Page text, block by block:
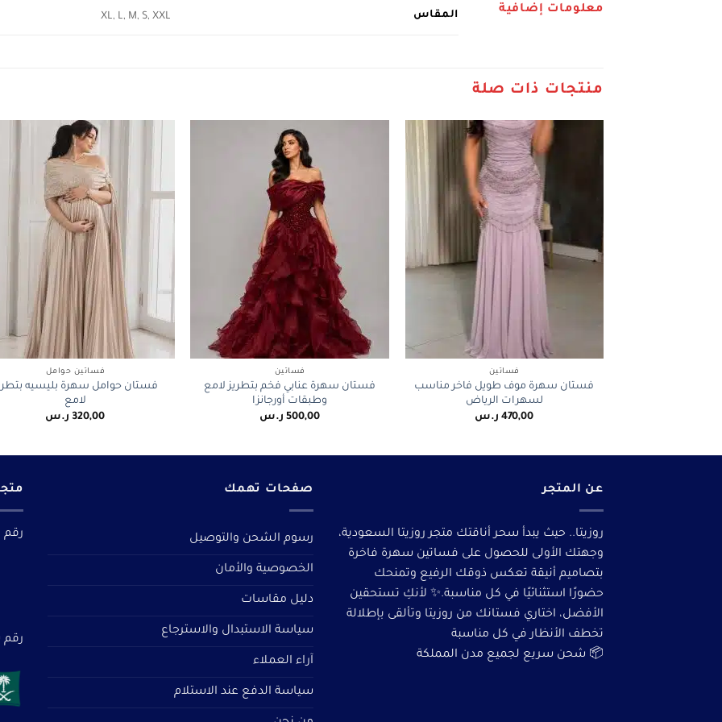
معلومات إضافية المقاس XL, L, M, S, XXL
منتجات ذات صلة
+
فساتين
فستان سهرة موف طويل فاخر مناسب
لسهرات الرياض
470,00 ر.س
+
فساتين
فستان سهرة عنابي فخم بتطريز لامع
وطبقات أورجانزا
500,00 ر.س
فساتين حوامل
فستان حوامل سهرة بليسيه
لامع
320,00 ر.س
عن المتجر
روزيتا.. حيث يبدأ سحر أناقتك متجر روزيتا السعودية،
وجهتك الأولى للحصول على فساتين سهرة فاخرة
بتصاميم أنيقة تعكس ذوقك الرفيع وتمنحك
حضورًا استثنائيًا في كل مناسبة.✨ لأنكِ تستحقين
الأفضل، اختاري فستانك من روزيتا وتألقى بإطلالة
تخطف الأنظار في كل مناسبة
📦 شحن سريع لجميع مدن المملكة
صفحات تهمك
رسوم الشحن والتوصيل
الخصوصية والأمان
دليل مقاسات
سياسة الاستبدال والاسترجاع
آراء العملاء
سياسة الدفع عند الاستلام
رقم
رقم